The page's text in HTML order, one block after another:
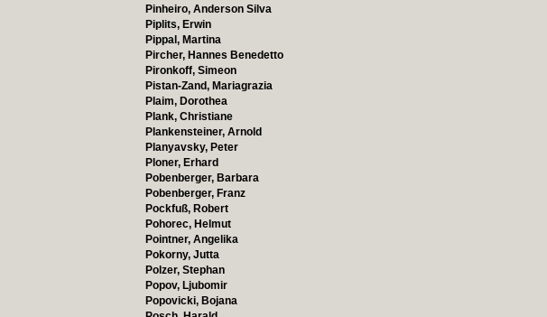
Pinheiro, Anderson Silva
Piplits, Erwin
Pippal, Martina
Pircher, Hannes Benedetto
Pironkoff, Simeon
Pistan-Zand, Mariagrazia
Plaim, Dorothea
Plank, Christiane
Plankensteiner, Arnold
Planyavsky, Peter
Ploner, Erhard
Pobenberger, Barbara
Pobenberger, Franz
Pockfuß, Robert
Pohorec, Helmut
Pointner, Angelika
Pokorny, Jutta
Polzer, Stephan
Popov, Ljubomir
Popovicki, Bojana